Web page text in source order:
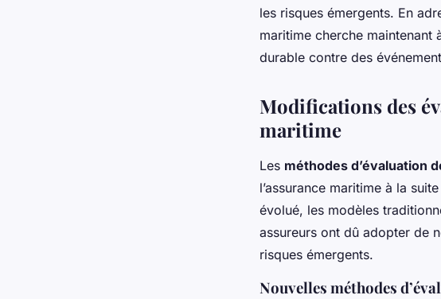
les risques émergents. En
maritime cherche
durable contre des
Modifications des
maritime
Les méthodes d’évaluation
l’assurance maritime à la
évolué, les modèles
assureurs ont dû adopter de
risques émergents.
Nouvelles méthodes